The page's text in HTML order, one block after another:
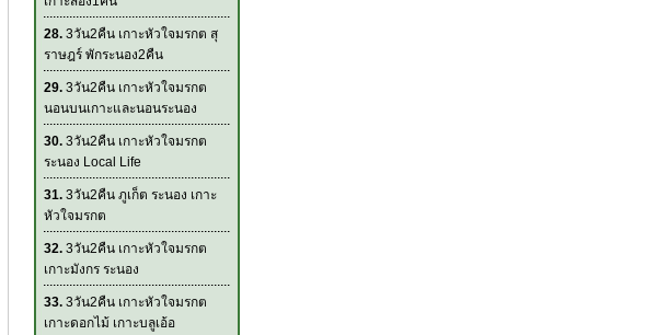
28. 3วัน2คืน เกาะหัวใจมรกต สุ
ราษฎร์ พักระนอง2คืน
29. 3วัน2คืน เกาะหัวใจมรกต
นอนบนเกาะและนอนระนอง
30. 3วัน2คืน เกาะหัวใจมรกต
ระนอง Local Life
31. 3วัน2คืน ภูเก็ต ระนอง เกาะ
หัวใจมรกต
32. 3วัน2คืน เกาะหัวใจมรกต
เกาะมังกร ระนอง
33. 3วัน2คืน เกาะหัวใจมรกต
เกาะดอกไม้ เกาะบลูเอ้อ